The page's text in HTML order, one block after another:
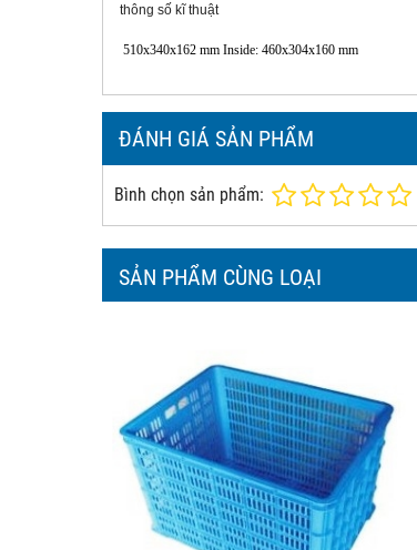
thông số kĩ thuật
510x340x162 mm Inside: 460x304x160 mm
ĐÁNH GIÁ SẢN PHẨM
Bình chọn sản phẩm:
SẢN PHẨM CÙNG LOẠI